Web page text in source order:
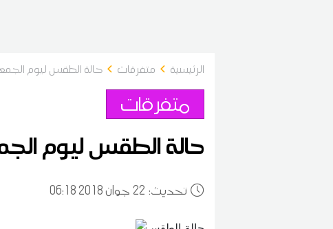
الرئيسية متفرقات حالة الطقس ليوم الجمعة 22 جوان
متفرقات
حالة الطقس ليوم الجمعة 22
:تحديث 22 06:18 2018 جوان